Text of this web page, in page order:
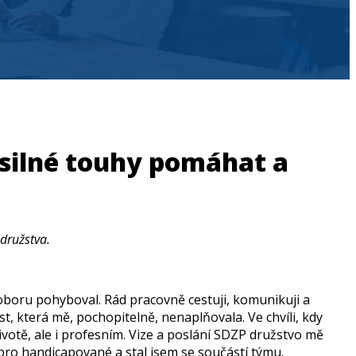
touhy pomáhat a
pohyboval. Rád pracovně cestuji, komunikuji a
která mě, pochopitelně, nenaplňovala. Ve chvíli, kdy
ale i profesním. Vize a poslání SDZP družstvo mě
handicapované a stal jsem se součástí týmu.